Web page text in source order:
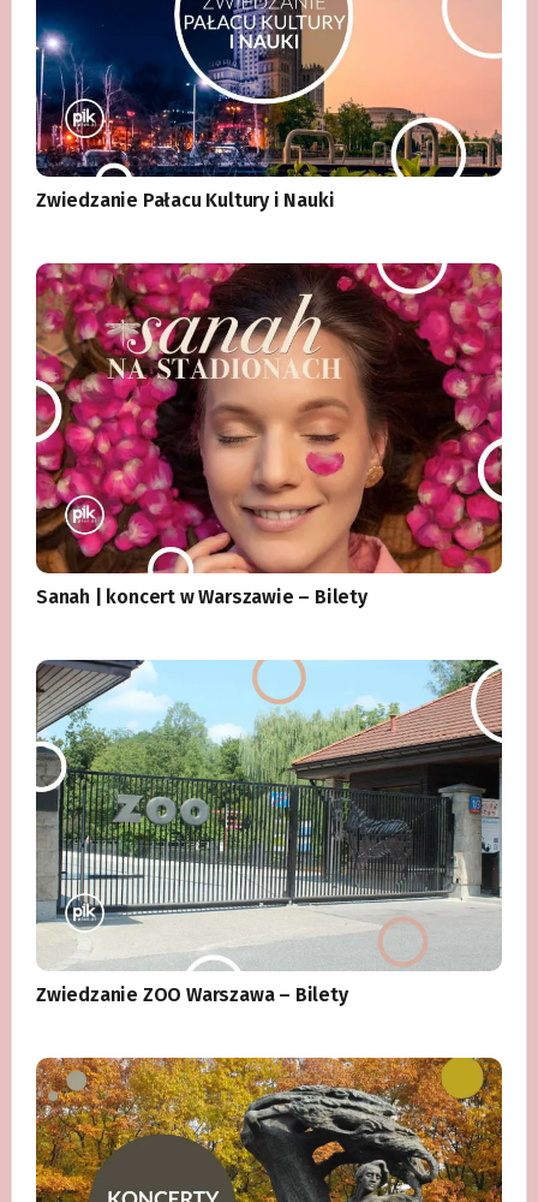
Zwiedzanie Pałacu Kultury i Nauki
Sanah | koncert w Warszawie – Bilety
Zwiedzanie ZOO Warszawa – Bilety